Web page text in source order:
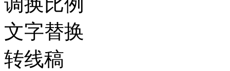
文字替换
转线稿